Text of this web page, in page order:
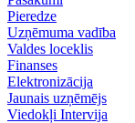
Pieredze
Uzņēmuma vadība
Valdes loceklis
Finanses
Elektronizācija
Jaunais uzņēmējs
Viedokļi Intervija